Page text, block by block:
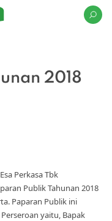
2018
Perkasa Tbk
Publik Tahunan 2018
Paparan Publik ini
yaitu, Bapak